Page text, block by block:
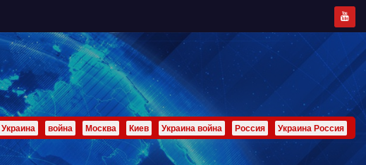
Украина война Москва Киев Украина война Россия Украина Россия